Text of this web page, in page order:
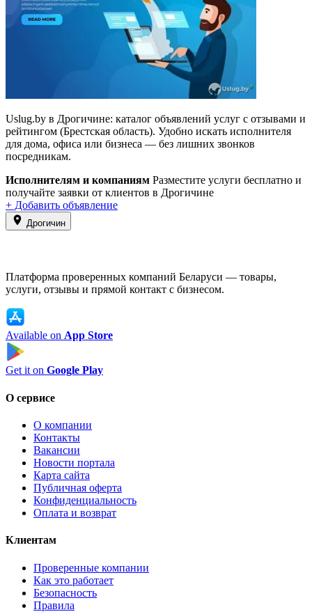
Uslug.by в Дрогичине: каталог объявлений услуг с отзывами и
рейтингом (Брестская область). Удобно искать исполнителя
для дома, офиса или бизнеса — без лишних звонков
посредникам.
Исполнителям и компаниям Разместите услуги бесплатно и
получайте заявки от клиентов в Дрогичине
+ Добавить объявление
Дрогичин
Платформа проверенных компаний Беларуси — товары,
услуги, отзывы и прямой контакт с бизнесом.
Available on App Store
Get it on Google Play
О сервисе
О компании
Контакты
Вакансии
Новости портала
Карта сайта
Публичная оферта
Конфиденциальность
Оплата и возврат
Клиентам
Проверенные компании
Как это работает
Безопасность
Правила